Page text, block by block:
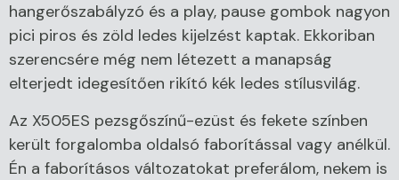
hangerőszabályzó és a play, pause gombok nagyon
pici piros és zöld ledes kijelzést kaptak. Ekkoriban
szerencsére még nem létezett a manapság
elterjedt idegesítően rikító kék ledes stílusvilág.
Az X505ES pezsgőszínű-ezüst és fekete színben
került forgalomba oldalsó faborítással vagy anélkül.
Én a faborításos változatokat preferálom, nekem is